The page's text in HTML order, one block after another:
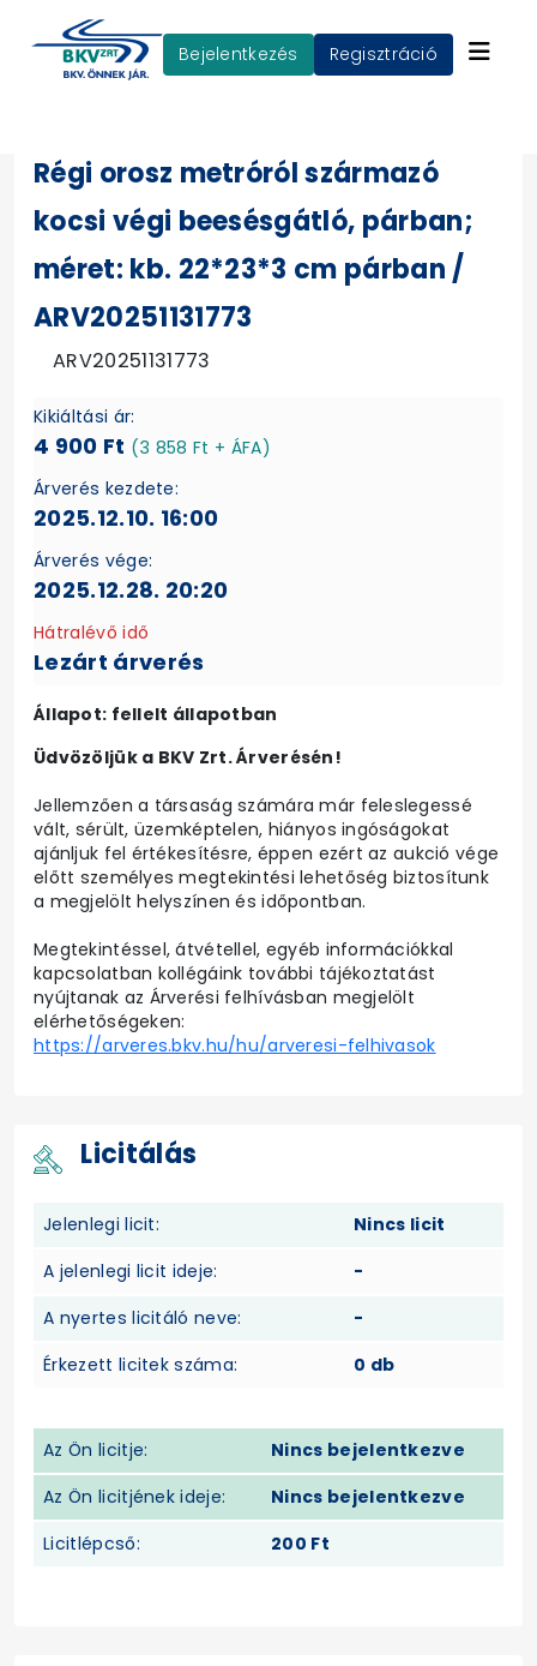
Bejelentkezés Regisztráció
Régi orosz metróról származó
kocsi végi beesésgátló, párban;
méret: kb. 22*23*3 cm párban /
ARV20251131773
ARV20251131773
Kikiáltási ár:
4 900 Ft (3 858 Ft + ÁFA)
Árverés kezdete:
2025.12.10. 16:00
Árverés vége:
2025.12.28. 20:20
Hátralévő idő
Lezárt árverés
Állapot: fellelt állapotban
Üdvözöljük a BKV Zrt. Árverésén!
Jellemzően a társaság számára már feleslegessé
vált, sérült, üzemképtelen, hiányos ingóságokat
ajánljuk fel értékesítésre, éppen ezért az aukció vége
előtt személyes megtekintési lehetőség biztosítunk
a megjelölt helyszínen és időpontban.
Megtekintéssel, átvétellel, egyéb információkkal
kapcsolatban kollégáink további tájékoztatást
nyújtanak az Árverési felhívásban megjelölt
elérhetőségeken:
https://arveres.bkv.hu/hu/arveresi-felhivasok
Licitálás
Jelenlegi licit:
Nincs licit
A jelenlegi licit ideje:
-
A nyertes licitáló neve:
-
Érkezett licitek száma:
0 db
Az Ön licitje:
Nincs bejelentkezve
Az Ön licitjének ideje:
Nincs bejelentkezve
Licitlépcső:
200 Ft